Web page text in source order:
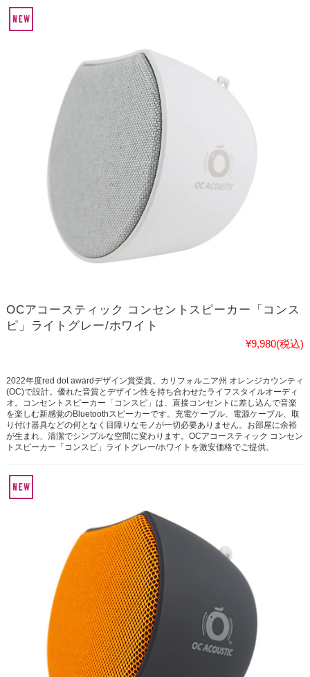
OCアコースティック コンセントスピーカー「コンス
ピ」ライトグレー/ホワイト
¥9,980(税込)
2022年度red dot awardデザイン賞受賞。カリフォルニア州 オレンジカウンティ
(OC)で設計。優れた音質とデザイン性を持ち合わせたライフスタイルオーディ
オ。コンセントスピーカー「コンスピ」は、直接コンセントに差し込んで音楽
を楽しむ新感覚のBluetoothスピーカーです。充電ケーブル、電源ケーブル、取
り付け器具などの何となく目障りなモノが一切必要ありません。お部屋に余裕
が生まれ、清潔でシンプルな空間に変わります。OCアコースティック コンセン
トスピーカー「コンスピ」ライトグレー/ホワイトを激安価格でご提供。